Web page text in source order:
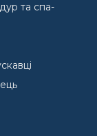
та спа-